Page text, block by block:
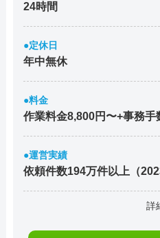
24時間
●定休日
年中無休
●料金
作業料金8,800円〜+事務手
●運営実績
依頼件数194万件以上（
詳